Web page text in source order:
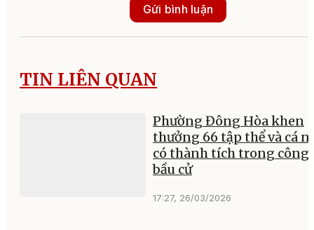
Gửi bình luận
TIN LIÊN QUAN
Phường Đông Hòa khen
thưởng 66 tập thể và cá
có thành tích trong công
bầu cử
17:27, 26/03/2026